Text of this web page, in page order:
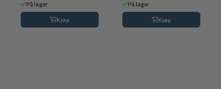
På lager
Kjøp
På lager
Kjøp